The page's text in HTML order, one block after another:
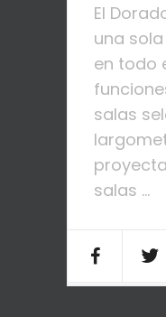
El
una
en todo
salas
salas ...